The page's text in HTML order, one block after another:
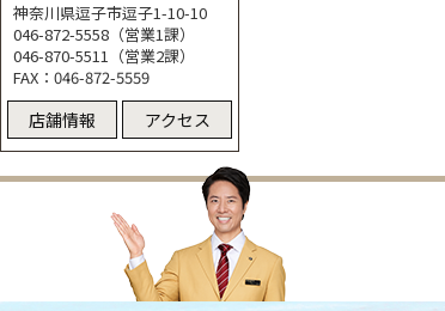
神奈川県逗子市逗子1-10-10
046-872-5558（営業1課）
046-870-5511（営業2課）
FAX：046-872-5559
店舗情報 アクセス